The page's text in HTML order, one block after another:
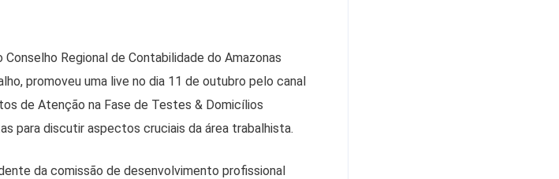
Regional de Contabilidade do Amazonas
promoveu uma live no dia 11 de outubro pelo canal
de Atenção na Fase de Testes & Domicílios
para discutir aspectos cruciais da área trabalhista.
da comissão de desenvolvimento profissional